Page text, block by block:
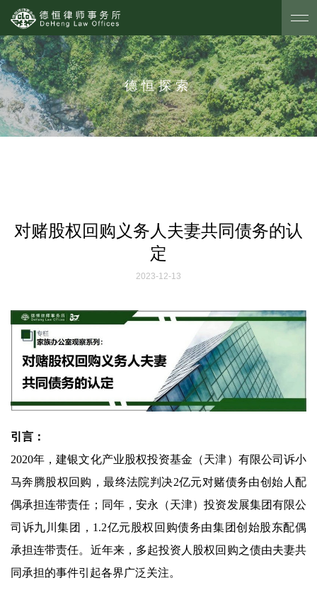
德恒探索
对赌股权回购义务人夫妻共同债务的认
定
2023-12-13
引言：
2020年，建银文化产业股权投资基金（天津）有限公司诉小
马奔腾股权回购，最终法院判决2亿元对赌债务由创始人配
偶承担连带责任；同年，安永（天津）投资发展集团有限公
司诉九川集团，1.2亿元股权回购债务由集团创始股东配偶
承担连带责任。近年来，多起投资人股权回购之债由夫妻共
同承担的事件引起各界广泛关注。